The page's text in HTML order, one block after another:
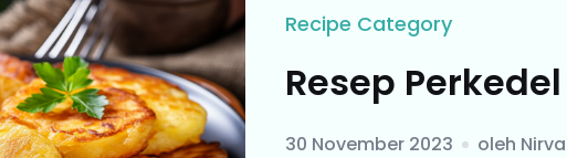
Recipe Category
Resep Perkedel
30 November 2023 oleh